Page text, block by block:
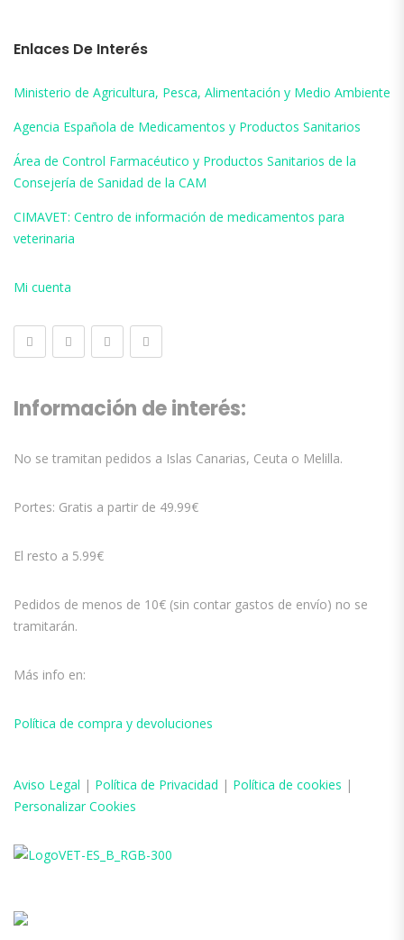
Enlaces De Interés
Ministerio de Agricultura, Pesca, Alimentación y Medio Ambiente
Agencia Española de Medicamentos y Productos Sanitarios
Área de Control Farmacéutico y Productos Sanitarios de la
Consejería de Sanidad de la CAM
CIMAVET: Centro de información de medicamentos para
veterinaria
Mi cuenta
Información de interés:
No se tramitan pedidos a Islas Canarias, Ceuta o Melilla.
Portes: Gratis a partir de 49.99€
El resto a 5.99€
Pedidos de menos de 10€ (sin contar gastos de envío) no se
tramitarán.
Más info en:
Política de compra y devoluciones
Aviso Legal | Política de Privacidad | Política de cookies |
Personalizar Cookies